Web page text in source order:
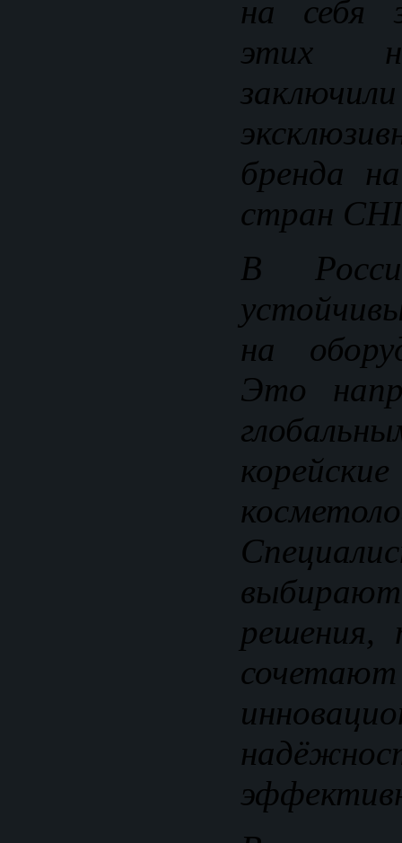
на себя
этих
бренда
стран
В
на
Это